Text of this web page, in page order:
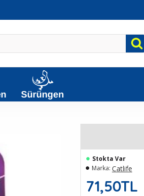
71,50TL
Stokta Var
Marka: Catlife